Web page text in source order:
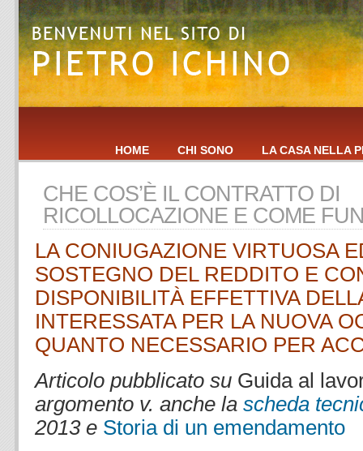
HOME CHI SONO LA CASA NELLA
CHE COS’È IL CONTRATTO DI
RICOLLOCAZIONE E COME
LA CONIUGAZIONE VIRTUOSA
SOSTEGNO DEL REDDITO E
DISPONIBILITÀ EFFETTIVA
INTERESSATA PER LA NUOVA
QUANTO NECESSARIO PER
Articolo pubblicato su Guida al
argomento v. anche la scheda
2013 e Storia di un emendamento